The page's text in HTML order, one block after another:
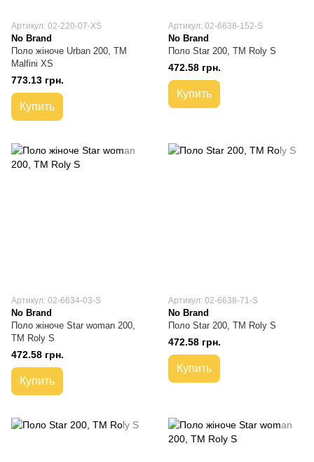
Артикул: 02-220-07-XS
No Brand
Поло жіноче Urban 200, TM
Malfini XS
773.13 грн.
Купить
Артикул: 02-6638-152-S
No Brand
Поло Star 200, TM Roly S
472.58 грн.
Купить
Артикул: 02-6634-03-S
No Brand
Поло жіноче Star woman 200,
TM Roly S
472.58 грн.
Купить
Артикул: 02-6638-71-S
No Brand
Поло Star 200, TM Roly S
472.58 грн.
Купить